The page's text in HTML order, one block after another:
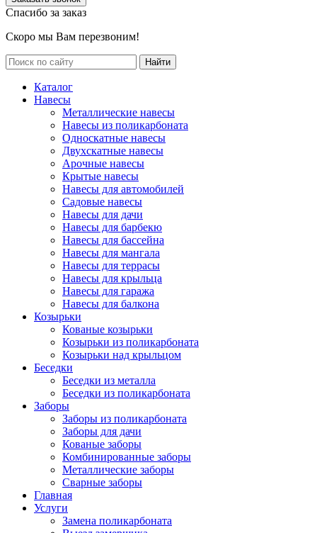
Спасибо за заказ
Скоро мы Вам перезвоним!
Каталог
Навесы
Металлические навесы
Навесы из поликарбоната
Односкатные навесы
Двухскатные навесы
Арочные навесы
Крытые навесы
Навесы для автомобилей
Садовые навесы
Навесы для дачи
Навесы для барбекю
Навесы для бассейна
Навесы для мангала
Навесы для террасы
Навесы для крыльца
Навесы для гаража
Навесы для балкона
Козырьки
Кованые козырьки
Козырьки из поликарбоната
Козырьки над крыльцом
Беседки
Беседки из металла
Беседки из поликарбоната
Заборы
Заборы из поликарбоната
Заборы для дачи
Кованые заборы
Комбинированные заборы
Металлические заборы
Сварные заборы
Главная
Услуги
Замена поликарбоната